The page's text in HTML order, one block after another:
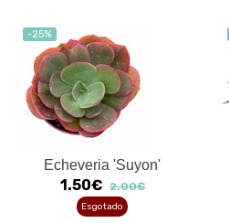
-25%
Echeveria 'Suyon'
1.50€ 2.00€
Esgotado